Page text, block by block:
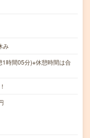
み
時間05分)※休憩時間は合